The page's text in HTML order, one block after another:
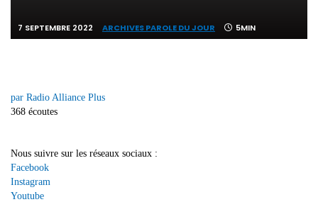
7 SEPTEMBRE 2022 ARCHIVES PAROLE DU JOUR 5MIN
par Radio Alliance Plus
368 écoutes
Nous suivre sur les réseaux sociaux :
Facebook
Instagram
Youtube